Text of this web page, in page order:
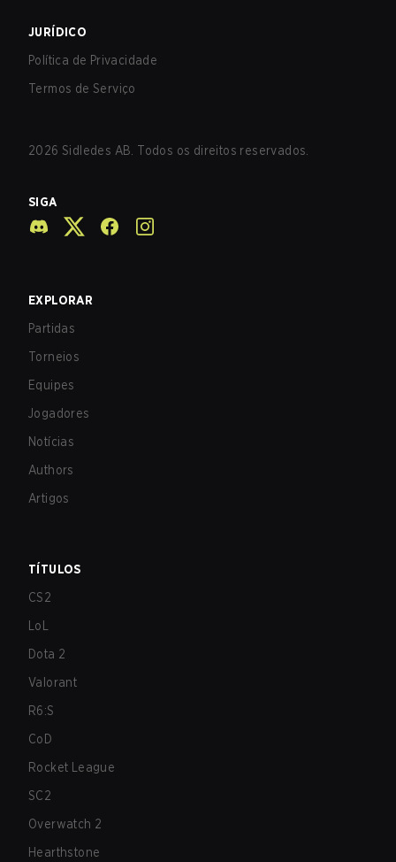
JURÍDICO
Política de Privacidade
Termos de Serviço
2026 Sidledes AB. Todos os direitos reservados.
SIGA
EXPLORAR
Partidas
Torneios
Equipes
Jogadores
Notícias
Authors
Artigos
TÍTULOS
CS2
LoL
Dota 2
Valorant
R6:S
CoD
Rocket League
SC2
Overwatch 2
Hearthstone